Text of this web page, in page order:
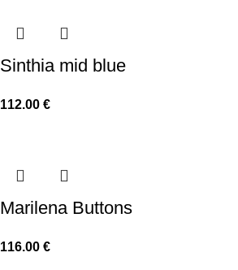
Sinthia mid blue
112.00 €
Marilena Buttons
116.00 €